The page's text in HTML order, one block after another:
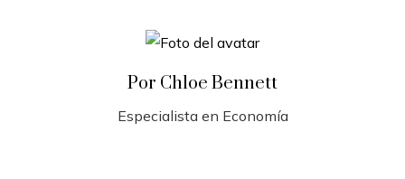
Por Chloe Bennett
Especialista en Economía